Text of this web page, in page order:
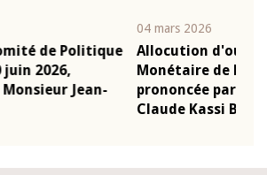
du Comité de Politique
BCEAO du 4 mars 2026,
son Président Monsieur Jean-